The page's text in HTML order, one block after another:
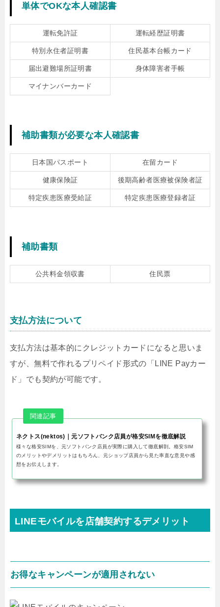
単体でOKな本人確認書
運転免許証 運転経歴証明書
特別永住者証明書 住民基本台帳カード
届出避難場所証明書 身体障害者手帳
マイナンバーカード
補助書類が必要な本人確認書
日本国パスポート 在留カード
健康保険証 後期高齢者医療被保険者証
特定疾患医療受給証 特定疾患医療登録者証
補助書類
公共料金領収書 住民票
支払方法について
支払方法は基本的にクレジットカードになると思いま
すが、無料で作れるプリペイド形式の「LINE Payカー
ド」でも契約が可能です。
ネクトス(nektos)｜元ソフトバンク店員が格安SIMを徹底解説
様々な格安SIMを、元ソフトバンク店員が実際に購入して徹底解剖。格安SIM
のメリットやデメリットはもちろん、元ショップ店員から見た率直な意見や感
想をお伝えします。
LINEモバイルを店舗契約するデメリット
お得なキャンペーンが適用されない